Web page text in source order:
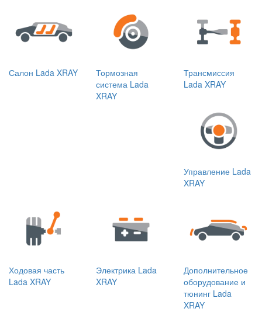
Салон Lada XRAY
Тормозная
система Lada
XRAY
Трансмиссия
Lada XRAY
Управление Lada
XRAY
Ходовая часть
Lada XRAY
Электрика Lada
XRAY
Дополнительное
оборудование и
тюнинг Lada
XRAY